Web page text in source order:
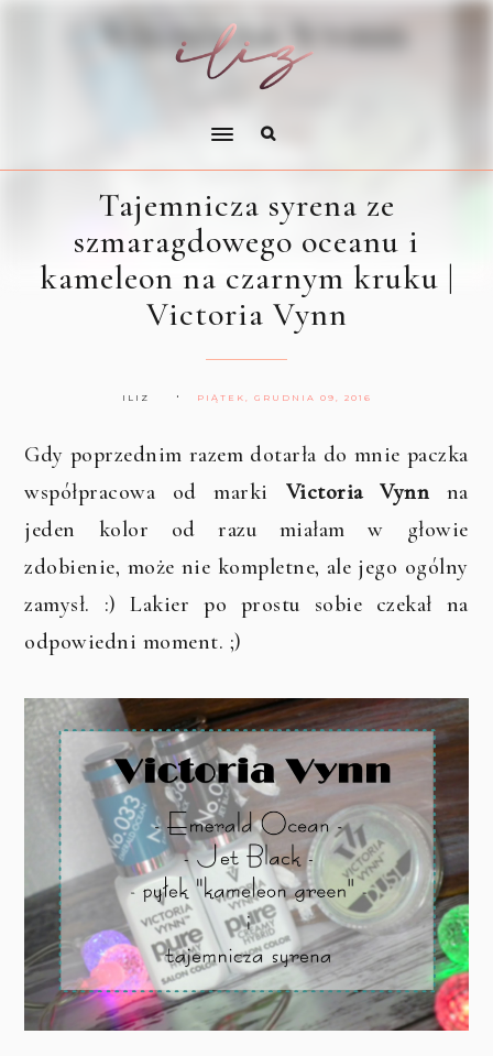
Tajemnicza syrena ze
szmaragdowego oceanu i
kameleon na czarnym kruku |
Victoria Vynn
ILIZ PIĄTEK, GRUDNIA 09, 2016
Gdy poprzednim razem dotarła do mnie paczka
współpracowa od marki Victoria Vynn na
jeden kolor od razu miałam w głowie
zdobienie, może nie kompletne, ale jego ogólny
zamysł. :) Lakier po prostu sobie czekał na
odpowiedni moment. ;)